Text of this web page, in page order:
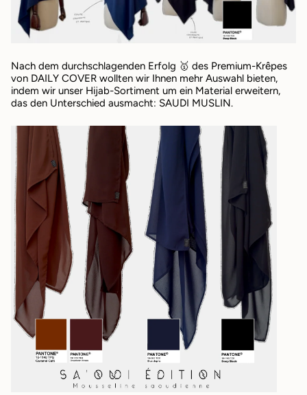
Nach dem durchschlagenden Erfolg 🥇 des Premium-Krêpes
von DAILY COVER wollten wir Ihnen mehr Auswahl bieten,
indem wir unser Hijab-Sortiment um ein Material erweitern,
das den Unterschied ausmacht: SAUDI MUSLIN.